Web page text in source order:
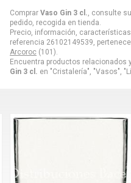
Comprar Vaso Gin 3 cl., consulte
pedido, recogida en tienda.
Precio, información,
referencia 26102149539,
Arcoroc (101).
Encuentra productos
Gin 3 cl. en "Cristalería", "Vasos",